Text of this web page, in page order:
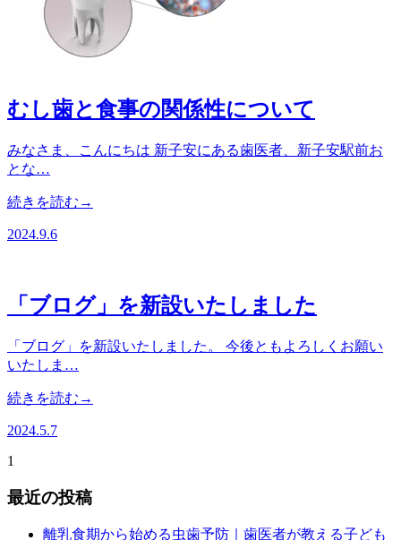
むし歯と食事の関係性について
みなさま、こんにちは 新子安にある歯医者、新子安駅前お
とな…
続きを読む→
2024.9.6
「ブログ」を新設いたしました
「ブログ」を新設いたしました。 今後ともよろしくお願い
いたしま…
続きを読む→
2024.5.7
1
最近の投稿
離乳食期から始める虫歯予防｜歯医者が教える子ども